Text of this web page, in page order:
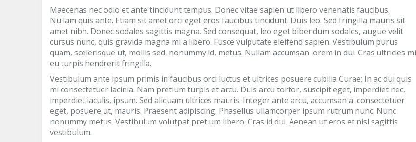
Maecenas nec odio et ante tincidunt tempus. Donec vitae sapien ut libero venenatis faucibus.
Nullam quis ante. Etiam sit amet orci eget eros faucibus tincidunt. Duis leo. Sed fringilla mauris sit
amet nibh. Donec sodales sagittis magna. Sed consequat, leo eget bibendum sodales, augue velit
cursus nunc, quis gravida magna mi a libero. Fusce vulputate eleifend sapien. Vestibulum purus
quam, scelerisque ut, mollis sed, nonummy id, metus. Nullam accumsan lorem in dui. Cras ultricies mi
eu turpis hendrerit fringilla.
Vestibulum ante ipsum primis in faucibus orci luctus et ultrices posuere cubilia Curae; In ac dui quis
mi consectetuer lacinia. Nam pretium turpis et arcu. Duis arcu tortor, suscipit eget, imperdiet nec,
imperdiet iaculis, ipsum. Sed aliquam ultrices mauris. Integer ante arcu, accumsan a, consectetuer
eget, posuere ut, mauris. Praesent adipiscing. Phasellus ullamcorper ipsum rutrum nunc. Nunc
nonummy metus. Vestibulum volutpat pretium libero. Cras id dui. Aenean ut eros et nisl sagittis
vestibulum.